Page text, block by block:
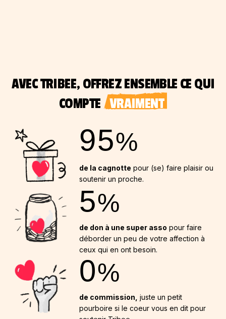
AVEC TRIBEE, OFFREZ ENSEMBLE CE QUI
COMPTE VRAIMENT
95%
de la cagnotte pour (se) faire plaisir ou
soutenir un proche.
5%
de don à une super asso pour faire
déborder un peu de votre affection à
ceux qui en ont besoin.
0%
de commission, juste un petit
pourboire si le coeur vous en dit pour